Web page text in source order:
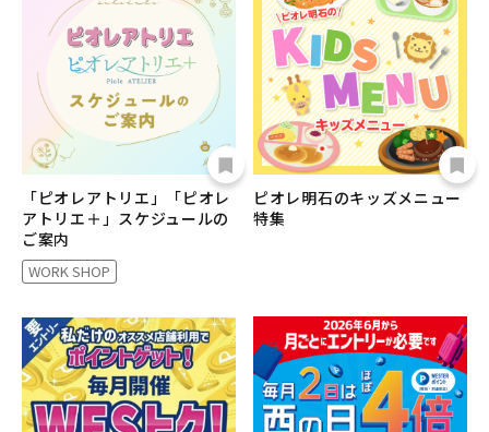
「ピオレアトリエ」「ピオレ
アトリエ＋」スケジュールの
ご案内
WORK SHOP
ピオレ明石のキッズメニュー
特集